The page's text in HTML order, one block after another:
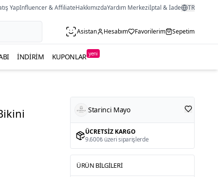
YapInfluencer & AffiliateHakkımızdaYardım Merkeziİptal & İade TR
Asistan Hesabım Favorilerim Sepetim
İNDIRIM KUPONLAR yeni
Starinci Mayo
ÜCRETSIZ KARGO
9.600₺ üzeri siparişlerde
ÜRÜN BILGILERI